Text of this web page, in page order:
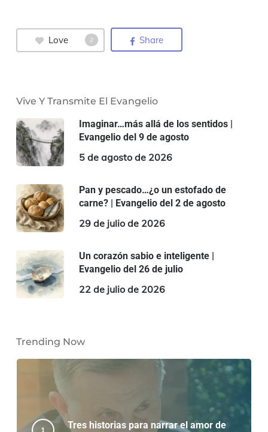
Love 2 Share
Vive Y Transmite El Evangelio
Imaginar…más allá de los sentidos |
Evangelio del 9 de agosto
5 de agosto de 2026
Pan y pescado…¿o un estofado de
carne? | Evangelio del 2 de agosto
29 de julio de 2026
Un corazón sabio e inteligente |
Evangelio del 26 de julio
22 de julio de 2026
Trending Now
Tres historias para narrar el amor de